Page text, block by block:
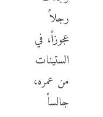
رجلاً
عجوزاً، في
الستينات
من عمره،
جالساً